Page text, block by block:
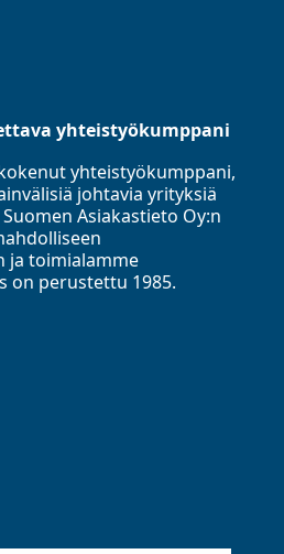
yhteistyökumppani
yhteistyökumppani,
johtavia yrityksiä
Asiakastieto Oy:n
ja toimialamme
on perustettu 1985.